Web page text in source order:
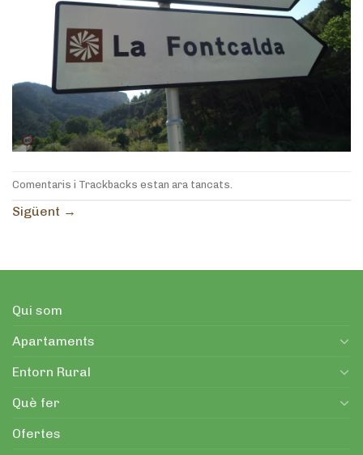
Comentaris i Trackbacks estan ara tancats.
Sigüent →
Qui som
Apartaments
Entorn Rural
Què fer
Ofertes